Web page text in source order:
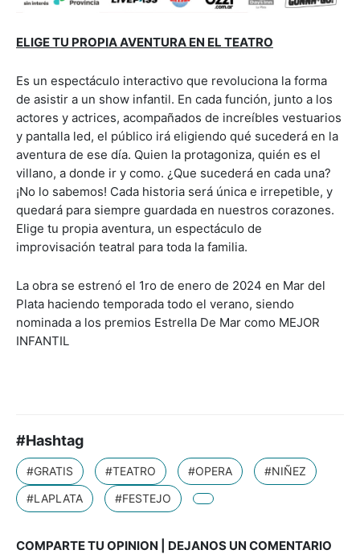
ELIGE TU PROPIA AVENTURA EN EL TEATRO
Es un espectáculo interactivo que revoluciona la forma
de asistir a un show infantil. En cada función, junto a los
actores y actrices, acompañados de increíbles vestuarios
y pantalla led, el público irá eligiendo qué sucederá en la
aventura de ese día. Quien la protagoniza, quién es el
villano, a donde ir y como. ¿Que sucederá en cada una?
¡No lo sabemos! Cada historia será única e irrepetible, y
quedará para siempre guardada en nuestros corazones.
Elige tu propia aventura, un espectáculo de
improvisación teatral para toda la familia.
La obra se estrenó el 1ro de enero de 2024 en Mar del
Plata haciendo temporada todo el verano, siendo
nominada a los premios Estrella De Mar como MEJOR
INFANTIL
#Hashtag
#GRATIS #TEATRO #OPERA
#NIÑEZ
#LAPLATA
#FESTEJO
COMPARTE TU OPINION | DEJANOS UN COMENTARIO